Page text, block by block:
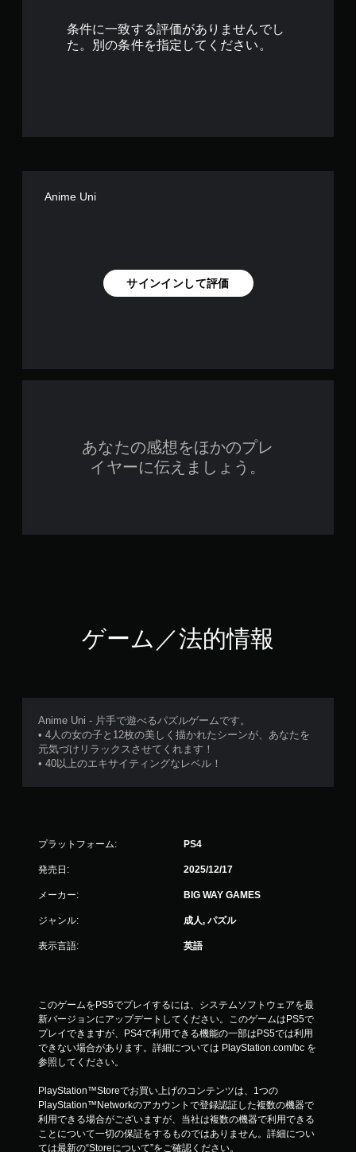
条件に一致する評価がありませんでし
た。別の条件を指定してください。
Anime Uni
サインインして評価
あなたの感想をほかのプレ
イヤーに伝えましょう。
ゲーム／法的情報
Anime Uni - 片手で遊べるパズルゲームです。
• 4人の女の子と12枚の美しく描かれたシーンが、あなたを
元気づけリラックスさせてくれます！
• 40以上のエキサイティングなレベル！
プラットフォーム: PS4
発売日: 2025/12/17
メーカー: BIG WAY GAMES
ジャンル: 成人, パズル
表示言語: 英語
このゲームをPS5でプレイするには、システムソフトウェアを最
新バージョンにアップデートしてください。このゲームはPS5で
プレイできますが、PS4で利用できる機能の一部はPS5では利用
できない場合があります。詳細については PlayStation.com/bc を
参照してください。
PlayStation™Storeでお買い上げのコンテンツは、1つの
PlayStation™Networkのアカウントで登録認証した複数の機器で
利用できる場合がございますが、当社は複数の機器で利用できる
ことについて一切の保証をするものではありません。詳細につい
ては最新の“Storeについて”をご確認ください。